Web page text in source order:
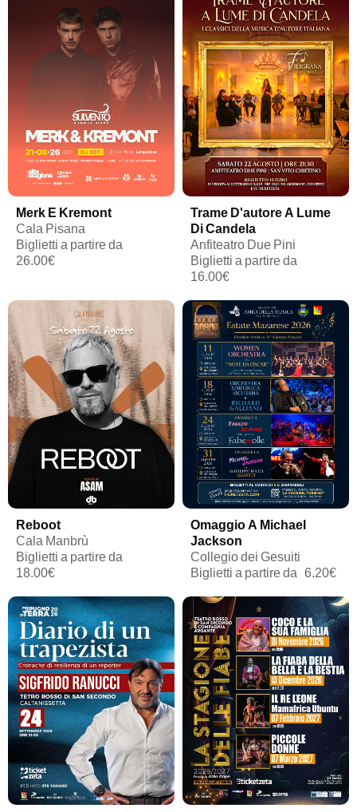
Merk E Kremont
Cala Pisana
Biglietti a partire da
26.00€
Trame D'autore A Lume
Di Candela
Anfiteatro Due Pini
Biglietti a partire da
16.00€
Reboot
Cala Manbrù
Biglietti a partire da
18.00€
Omaggio A Michael
Jackson
Collegio dei Gesuiti
Biglietti a partire da 6.20€